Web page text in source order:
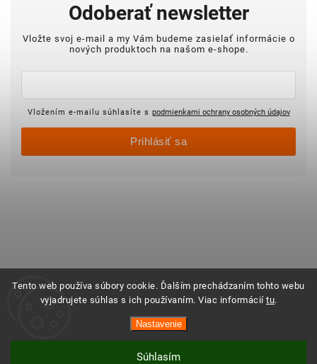
Tento web používa súbory cookie. Ďalším prechádzaním tohto webu
vyjadrujete súhlas s ich používaním. Viac informácií tu.
Nastavenie
Súhlasím
Odoberať newsletter
Vložte svoj e-mail a my Vám budeme zasielať informácie o
nových produktoch na našom e-shope.
Vložením e-mailu súhlasíte s podmienkami ochrany osobných údajov
Prihlásiť sa
Copyright 2025 ©